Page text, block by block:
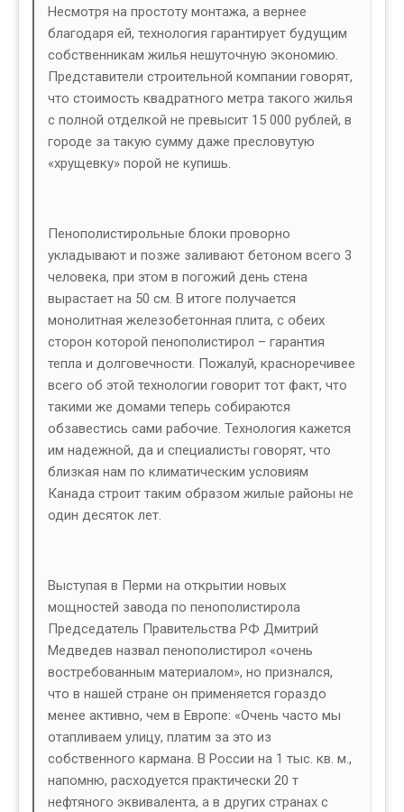
Несмотря на простоту монтажа, а вернее
благодаря ей, технология гарантирует будущим
собственникам жилья нешуточную экономию.
Представители строительной компании говорят,
что стоимость квадратного метра такого жилья
с полной отделкой не превысит 15 000 рублей, в
городе за такую сумму даже пресловутую
«хрущевку» порой не купишь.
Пенополистирольные блоки проворно
укладывают и позже заливают бетоном всего 3
человека, при этом в погожий день стена
вырастает на 50 см. В итоге получается
монолитная железобетонная плита, с обеих
сторон которой пенополистирол – гарантия
тепла и долговечности. Пожалуй, красноречивее
всего об этой технологии говорит тот факт, что
такими же домами теперь собираются
обзавестись сами рабочие. Технология кажется
им надежной, да и специалисты говорят, что
близкая нам по климатическим условиям
Канада строит таким образом жилые районы не
один десяток лет.
Выступая в Перми на открытии новых
мощностей завода по пенополистирола
Председатель Правительства РФ Дмитрий
Медведев назвал пенополистирол «очень
востребованным материалом», но признался,
что в нашей стране он применяется гораздо
менее активно, чем в Европе: «Очень часто мы
отапливаем улицу, платим за это из
собственного кармана. В России на 1 тыс. кв. м.,
напомню, расходуется практически 20 т
нефтяного эквивалента, а в других странах с